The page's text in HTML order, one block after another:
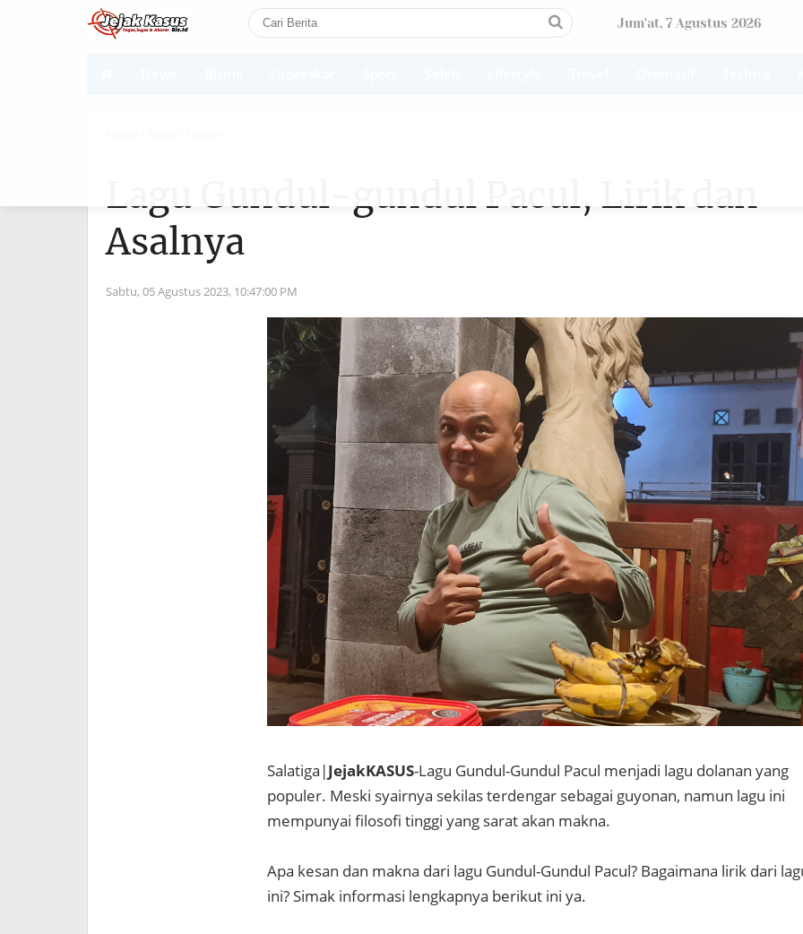
Jum'at, 7 Agustus 2026
Lagu Gundul-gundul Pacul, Lirik dan
Asalnya
Sabtu, 05 Agustus 2023, 10:47:00 PM
Salatiga|JejakKASUS-Lagu Gundul-Gundul Pacul menjadi lagu dolanan yang
populer. Meski syairnya sekilas terdengar sebagai guyonan, namun lagu ini
mempunyai filosofi tinggi yang sarat akan makna.
Apa kesan dan makna dari lagu Gundul-Gundul Pacul? Bagaimana lirik dari
ini? Simak informasi lengkapnya berikut ini ya.